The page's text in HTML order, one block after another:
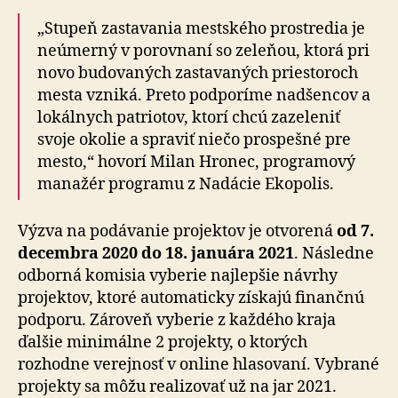
„Stupeň zastavania mestského prostredia je
neúmerný v porovnaní so zeleňou, ktorá pri
novo budovaných zastavaných priestoroch
mesta vzniká. Preto podporíme nadšencov a
lokálnych patriotov, ktorí chcú zazeleniť
svoje okolie a spraviť niečo prospešné pre
mesto,“ hovorí Milan Hronec, programový
manažér programu z Nadácie Ekopolis.
Výzva na podávanie projektov je otvorenáod 7.
decembra 2020 do 18. januára 2021. Následne
odborná komisia vyberie najlepšie návrhy
projektov, ktoré automaticky získajú finančnú
podporu. Zároveň vyberie z každého kraja
ďalšie minimálne 2 projekty, o ktorých
rozhodne verejnosť v online hlasovaní. Vybrané
projekty sa môžu realizovať už na jar 2021.